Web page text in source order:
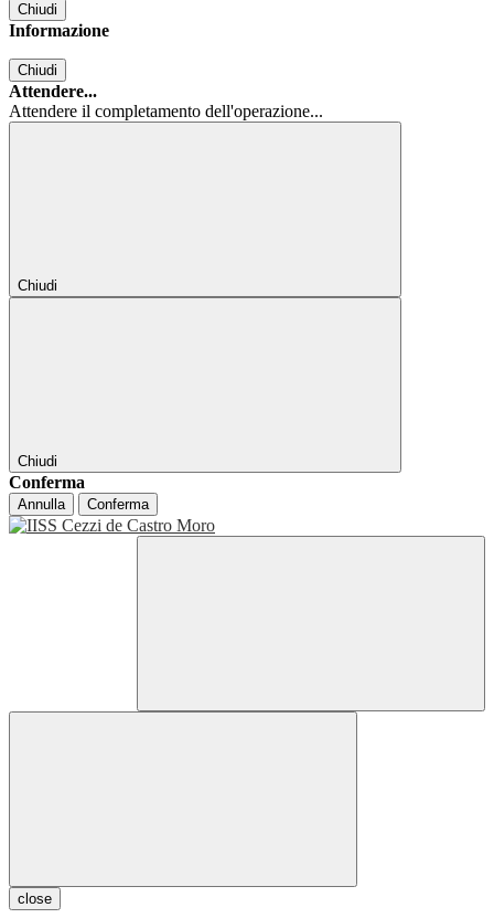
Chiudi
Informazione
Chiudi
Attendere...
Attendere il completamento dell'operazione...
Chiudi
Chiudi
Conferma
Annulla Conferma
close